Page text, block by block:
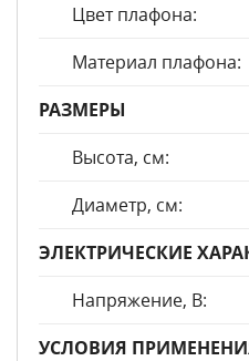
Цвет плафона:
Материал плафона:
РАЗМЕРЫ
Высота, см:
Диаметр, см:
ЭЛЕКТРИЧЕСКИЕ
Напряжение, В:
УСЛОВИЯ